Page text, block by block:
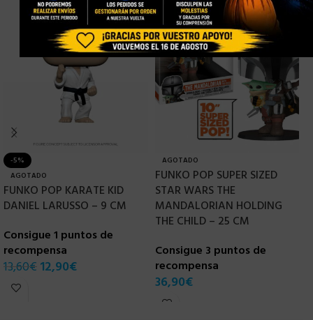
-5%
AGOTADO
FUNKO POP KARATE KID
DANIEL LARUSSO – 9 CM
Consigue 1 puntos de
recompensa
13,60€ 12,90€
AGOTADO
FUNKO POP SUPER SIZED
STAR WARS THE
MANDALORIAN HOLDING
THE CHILD – 25 CM
Consigue 3 puntos de
recompensa
36,90€